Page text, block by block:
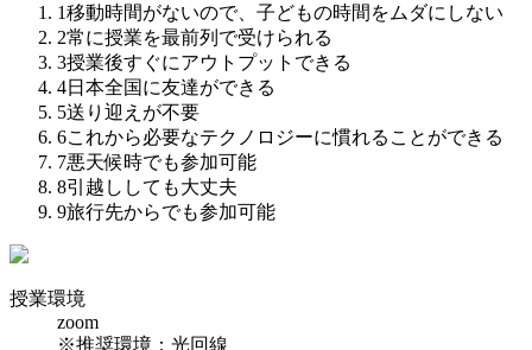
1移動時間がないので、子どもの時間をムダにしない
2常に授業を最前列で受けられる
3授業後すぐにアウトプットできる
4日本全国に友達ができる
5送り迎えが不要
6これから必要なテクノロジーに慣れることができる
7悪天候時でも参加可能
8引越ししても大丈夫
9旅行先からでも参加可能
授業環境
zoom
※推奨環境：光回線